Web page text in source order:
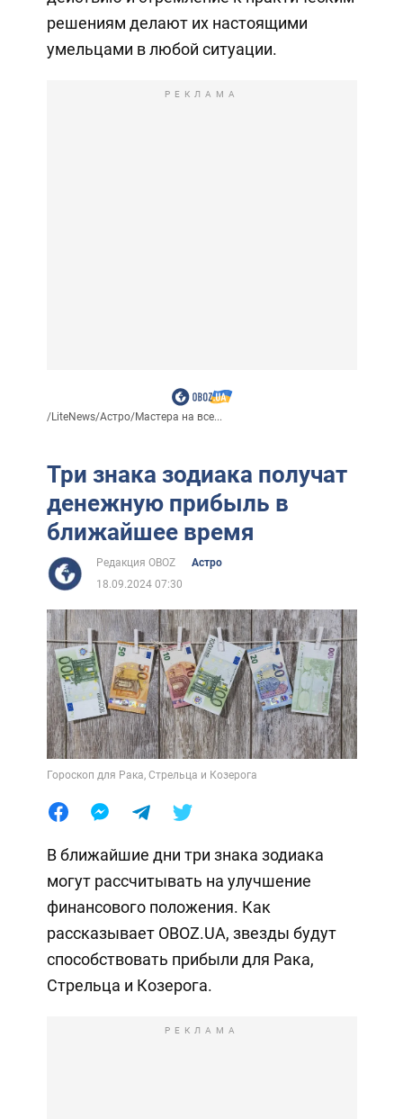
решениям делают их настоящими
умельцами в любой ситуации.
РЕКЛАМА
/LiteNews/Астро/Мастера на все...
Три знака зодиака получат
денежную прибыль в
ближайшее время
Редакция OBOZ
Астро
18.09.2024 07:30
Гороскоп для Рака, Стрельца и Козерога
В ближайшие дни три знака зодиака
могут рассчитывать на улучшение
финансового положения. Как
рассказывает OBOZ.UA, звезды будут
способствовать прибыли для Рака,
Стрельца и Козерога.
РЕКЛАМА